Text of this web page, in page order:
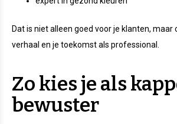
Dat is niet alleen goed voor je klanten, maar
verhaal en je toekomst als professional.
Zo kies je als
bewuster